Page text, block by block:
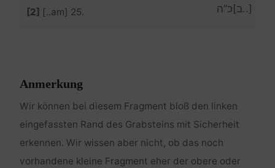
[2] [..am] 25. [..ב]כ”ה
Anmerkung
Wir können bei diesem Fragment bloß den linken
eingefassten Rand des Grabsteins mit Sicherheit
erkennen. Wir wissen aber nicht, ob das noch
vorhandene kleine Fragment eher der obere oder